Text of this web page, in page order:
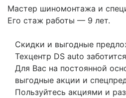
Мастер шиномонтажа и
Его стаж работы — 9 лет.
Скидки и выгодные
Техцентр DS auto
Для Вас на постоянной
выгодные акции и
Пользуйтесь акциями и